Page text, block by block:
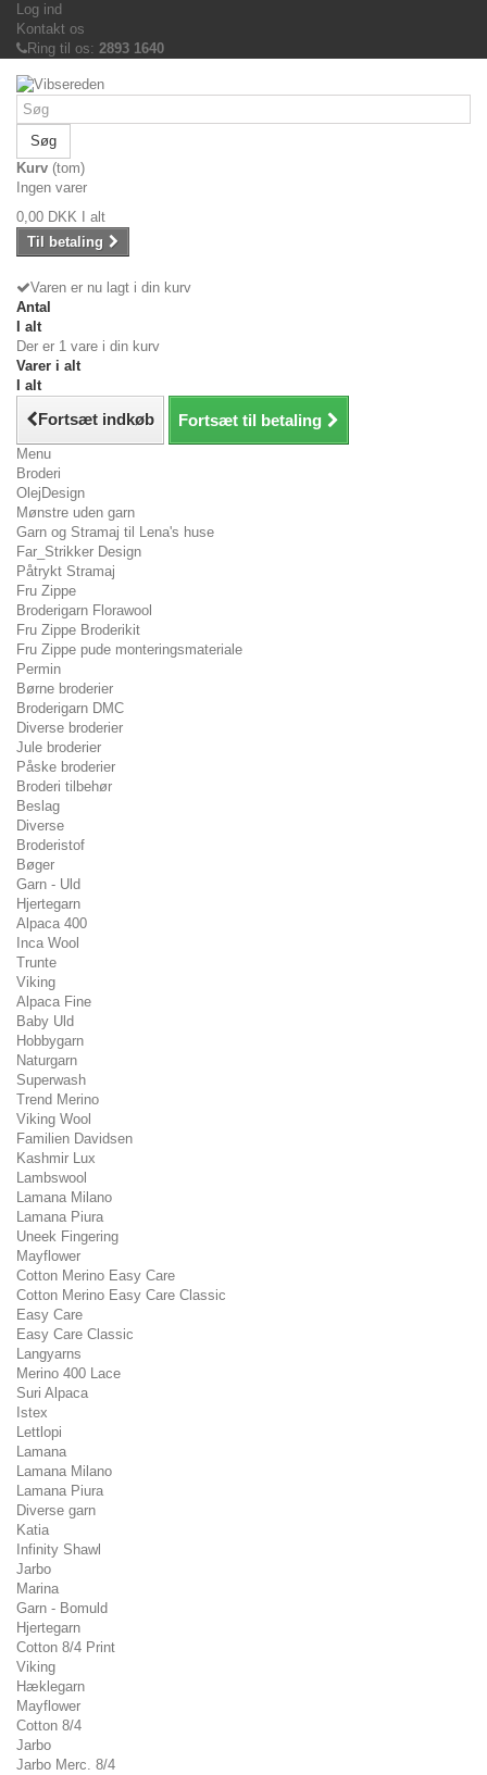
Log ind
Kontakt os
Ring til os: 2893 1640
Søg
Kurv (tom)
Ingen varer
0,00 DKK
I alt
Til betaling
Varen er nu lagt i din kurv
Antal
I alt
Der er 1 vare i din kurv
Varer i alt
I alt
Fortsæt indkøb Fortsæt til betaling
Menu
Broderi
OlejDesign
Mønstre uden garn
Garn og Stramaj til Lena's huse
Far_Strikker Design
Påtrykt Stramaj
Fru Zippe
Broderigarn Florawool
Fru Zippe Broderikit
Fru Zippe pude monteringsmateriale
Permin
Børne broderier
Broderigarn DMC
Diverse broderier
Jule broderier
Påske broderier
Broderi tilbehør
Beslag
Diverse
Broderistof
Bøger
Garn - Uld
Hjertegarn
Alpaca 400
Inca Wool
Trunte
Viking
Alpaca Fine
Baby Uld
Hobbygarn
Naturgarn
Superwash
Trend Merino
Viking Wool
Familien Davidsen
Kashmir Lux
Lambswool
Lamana Milano
Lamana Piura
Uneek Fingering
Mayflower
Cotton Merino Easy Care
Cotton Merino Easy Care Classic
Easy Care
Easy Care Classic
Langyarns
Merino 400 Lace
Suri Alpaca
Istex
Lettlopi
Lamana
Lamana Milano
Lamana Piura
Diverse garn
Katia
Infinity Shawl
Jarbo
Marina
Garn - Bomuld
Hjertegarn
Cotton 8/4 Print
Viking
Hæklegarn
Mayflower
Cotton 8/4
Jarbo
Jarbo Merc. 8/4